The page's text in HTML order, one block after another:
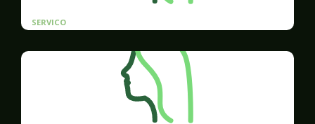
SERVICO
mulheres vítimas de violência